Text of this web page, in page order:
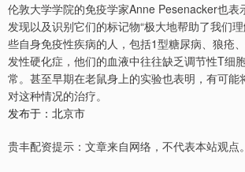
伦敦大学学院的免疫学家Anne Pesenacker也表
发现以及识别它们的标记物“极大地帮助了我们
些自身免疫性疾病的人，包括1型糖尿病、狼疮
发性硬化症，他们的血液中往往缺乏调节性T细
常。甚至早期在老鼠身上的实验也表明，有可能
对这种情况的治疗。
发布于：北京市
贵丰配资提示：文章来自网络，不代表本站观点。